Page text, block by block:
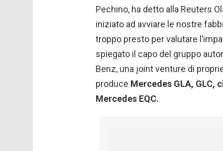
Pechino, ha detto alla Reuters
iniziato ad avviare le nostre
troppo presto per valutare
spiegato il capo del gruppo
Benz, una joint venture di
produce Mercedes GLA, GLC,
Mercedes EQC.